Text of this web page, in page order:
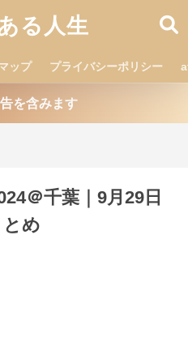
る人生
ップ プライバシーポリシー
を含みます
＠千葉｜9月29日
め